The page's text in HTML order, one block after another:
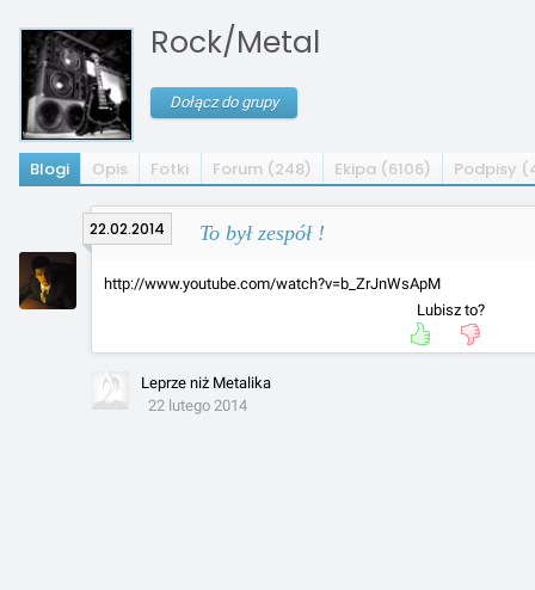
Rock/Metal
Dołącz do grupy
Blogi Opis Fotki Forum (248) Ekipa (6106) Podpisy
22.02.2014 To był zespół !
http://www.youtube.com/watch?v=b_ZrJnWsApM
Lubisz to?
Leprze niż Metalika
22 lutego 2014